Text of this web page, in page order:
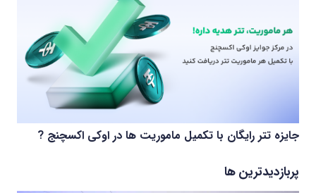
جایزه تتر رایگان با تکمیل ماموریت ها در اوکی اکسچنج ?
پربازدیدترین ها